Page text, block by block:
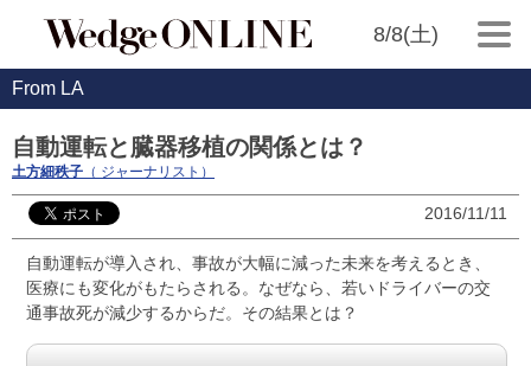
8/8(土)
From LA
自動運転と臓器移植の関係とは？
土方細秩子 （ ジャーナリスト）
2016/11/11
自動運転が導入され、事故が大幅に減った未来を考えるとき、
医療にも変化がもたらされる。なぜなら、若いドライバーの交
通事故死が減少するからだ。その結果とは？